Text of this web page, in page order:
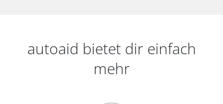
autoaid bietet dir einfach
mehr